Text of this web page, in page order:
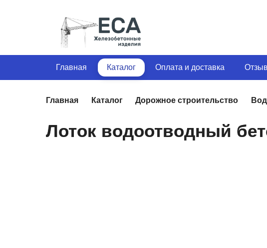
Главная Каталог Оплата и доставка
Главная Каталог Дорожное строительство
Лоток водоотводный